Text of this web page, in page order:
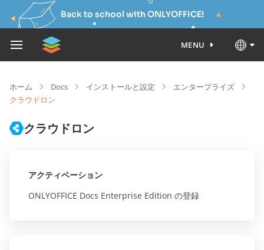
Back to school with ONLYOFFICE!
MENU
ホーム Docs インストールと設定
エンタープライズ
クラウドロン
クラウドロン
アクティベーション
ONLYOFFICE Docs Enterprise Edition の登録